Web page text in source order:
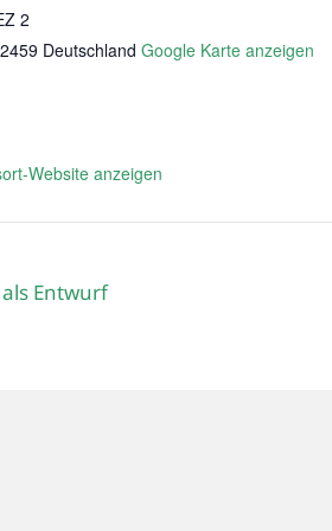
2
Deutschland Google Karte anzeigen
Website anzeigen
Entwurf